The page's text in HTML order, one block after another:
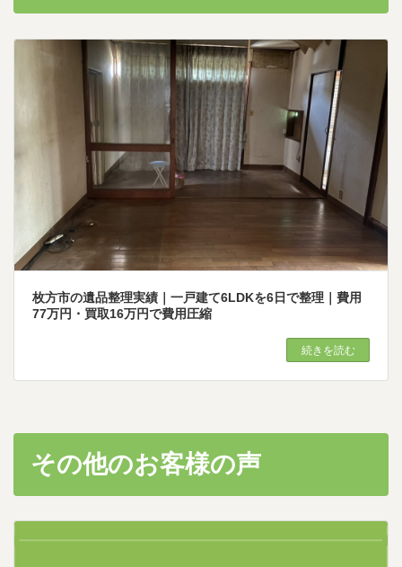
枚方市の遺品整理実績｜一戸建て6LDKを6日で整理｜費用
77万円・買取16万円で費用圧縮
続きを読む
その他のお客様の声